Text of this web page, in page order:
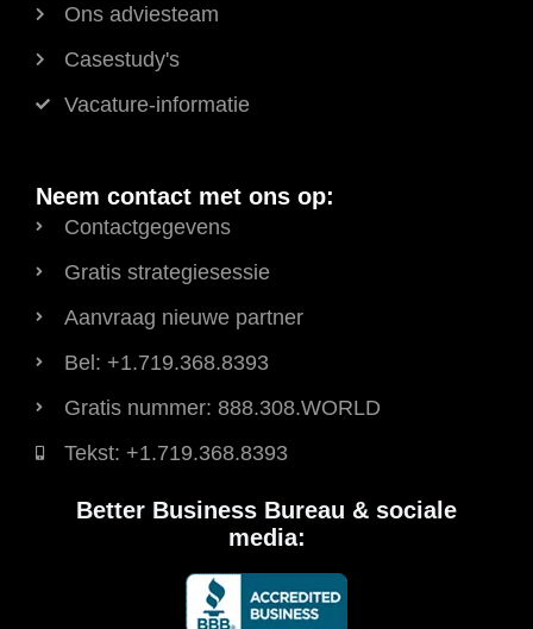
Ons adviesteam
Casestudy's
Vacature-informatie
Neem contact met ons op:
Contactgegevens
Gratis strategiesessie
Aanvraag nieuwe partner
Bel: +1.719.368.8393
Gratis nummer: 888.308.WORLD
Tekst: +1.719.368.8393
Better Business Bureau & sociale
media: